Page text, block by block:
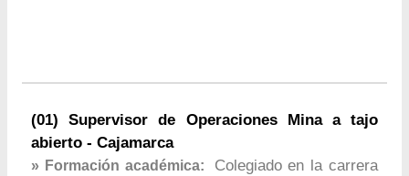
(01) Supervisor de Operaciones Mina a tajo
abierto - Cajamarca
» Formación académica:
Colegiado en la carrera